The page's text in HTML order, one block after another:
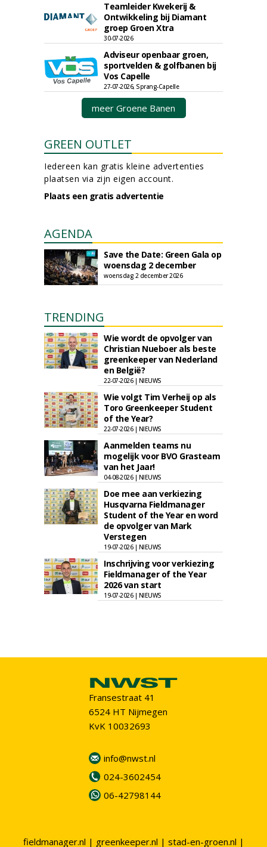
Teamleider Kwekerij &
Ontwikkeling bij Diamant
groep Groen Xtra
30-07-2026
Adviseur openbaar groen,
sportvelden & golfbanen bij
Vos Capelle
27-07-2026, Sprang-Capelle
meer Groene Banen
GREEN OUTLET
Iedereen kan gratis kleine advertenties
plaatsen via zijn eigen account.
Plaats een gratis advertentie
AGENDA
Save the Date: Green Gala op
woensdag 2 december
woensdag 2 december 2026
TRENDING
Wie wordt de opvolger van
Christian Nueboer als beste
greenkeeper van Nederland
en België?
22-07-2026 | NIEUWS
Wie volgt Tim Verheij op als
Toro Greenkeeper Student
of the Year?
22-07-2026 | NIEUWS
Aanmelden teams nu
mogelijk voor BVO Grasteam
van het Jaar!
04-08-2026 | NIEUWS
Doe mee aan verkiezing
Husqvarna Fieldmanager
Student of the Year en word
de opvolger van Mark
Verstegen
19-07-2026 | NIEUWS
Inschrijving voor verkiezing
Fieldmanager of the Year
2026 van start
19-07-2026 | NIEUWS
Fransestraat 41
6524 HT Nijmegen
KvK 10032693
info@nwst.nl
024-3602454
06-42798144
fieldmanager.nl | greenkeeper.nl | stad-en-groen.nl |